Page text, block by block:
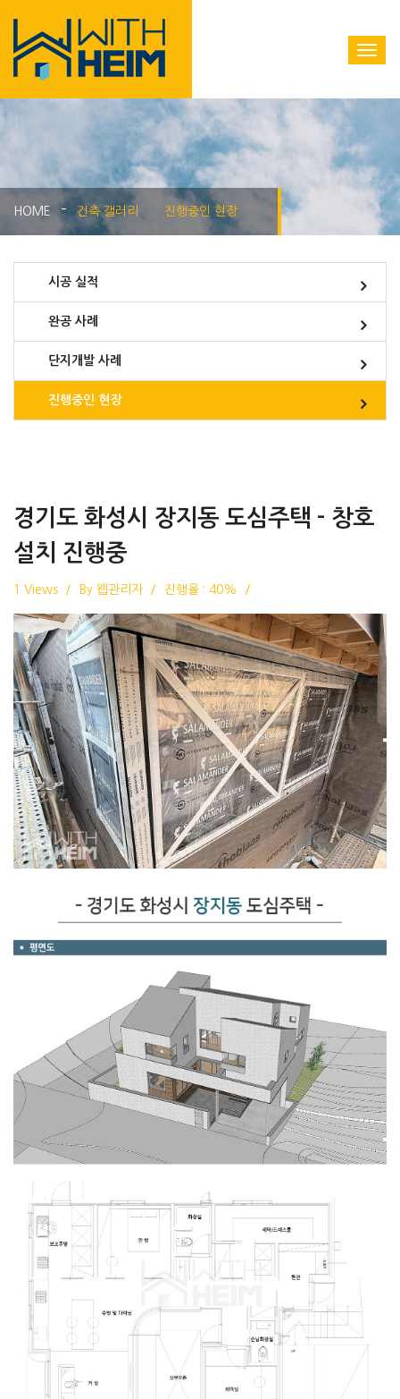
HOME 건축 갤러리 진행중인 현장
시공 실적
완공 사례
단지개발 사례
진행중인 현장
경기도 화성시 장지동 도심주택 - 창호
설치 진행중
1 Views By 웹관리자 진행율 : 40%